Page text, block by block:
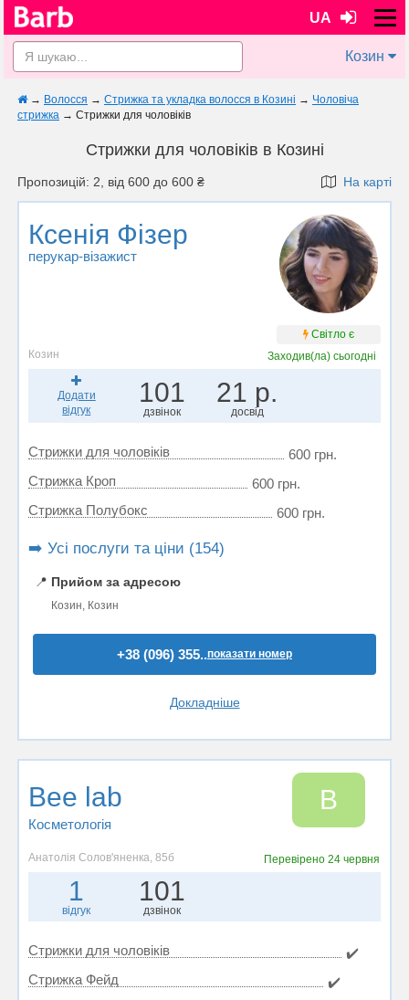
UA
Козин
→ Волосся → Стрижка та укладка волосся в Козині → Чоловіча
стрижка → Стрижки для чоловіків
Стрижки для чоловіків в Козині
Пропозицій: 2, від 600 до 600 ₴ На карті
Ксенія Фізер
перукар-візажист
Світло є
Козин
Заходив(ла)сьогодні
Додати
відгук
101
дзвінок
21 р.
досвід
Стрижки для чоловіків
600 грн.
Стрижка Кроп
600 грн.
Стрижка Полубокс
600 грн.
➡️ Усі послуги та ціни (154)
📍 Прийом за адресою
Козин, Козин
+38 (096) 355..показати номер
Докладніше
Bee lab
Косметологія
B
Анатолія Солов'яненка, 85б Перевірено24 червня
1
відгук
101
дзвінок
Стрижки для чоловіків
✔️
Стрижка Фейд
✔️